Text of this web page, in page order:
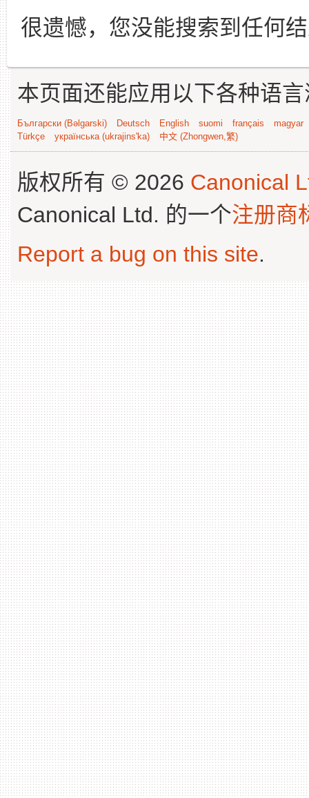
很遗憾，您没能搜索到任何
本页面还能应用以下各种语
Български (Bəlgarski) Deutsch English suomi français
magyar
Türkçe
українська (ukrajins'ka) 中文 (Zhongwen,繁)
版权所有 © 2026 Canonical
Canonical Ltd. 的一个注册商
Report a bug on this site.